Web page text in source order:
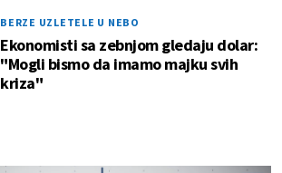
BERZE UZLETELE U NEBO
Ekonomisti sa zebnjom gledaju dolar:
"Mogli bismo da imamo majku svih
kriza"